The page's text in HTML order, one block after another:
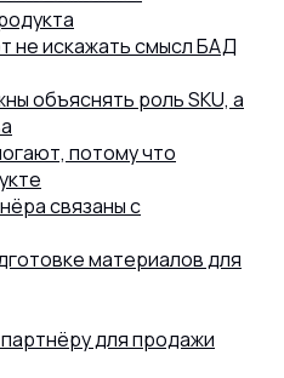
не искажать смысл БАД
объяснять роль SKU, а
потому что
связаны с
материалов для
для продажи